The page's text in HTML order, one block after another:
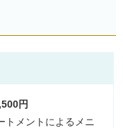
円
トメントによるメニ